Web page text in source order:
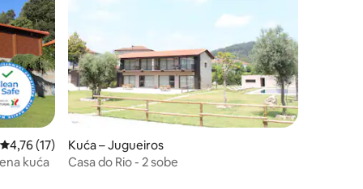
Prosječna ocjena: 4,76/5, recenzija: 17
4,76 (17)
kuća
Kuća – Jugueiros
Casa do Rio - 2 sobe